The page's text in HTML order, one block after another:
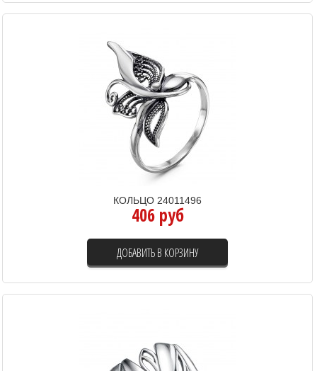
КОЛЬЦО 24011496
406 руб
ДОБАВИТЬ В КОРЗИНУ